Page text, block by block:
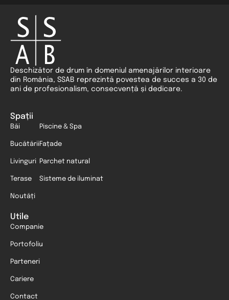
Deschizător de drum în domeniul amenajărilor interioare
din România, SSAB reprezintă povestea de succes a 30 de
ani de profesionalism, consecvență și dedicare.
Spații
Băi
Bucătării
Livinguri
Terase
Noutăți
Piscine & Spa
Fațade
Parchet natural
Sisteme de iluminat
Utile
Companie
Portofoliu
Parteneri
Cariere
Contact